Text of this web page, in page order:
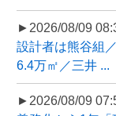
►2026/08/09
設計者は熊谷組
6.4万㎡／三井 ...
►2026/08/09